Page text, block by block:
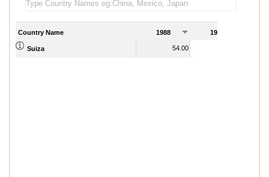
Country Name 1988 1989
Suiza 54.00